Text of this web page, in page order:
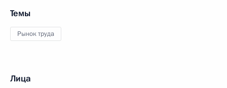
Темы
Рынок труда
Лица